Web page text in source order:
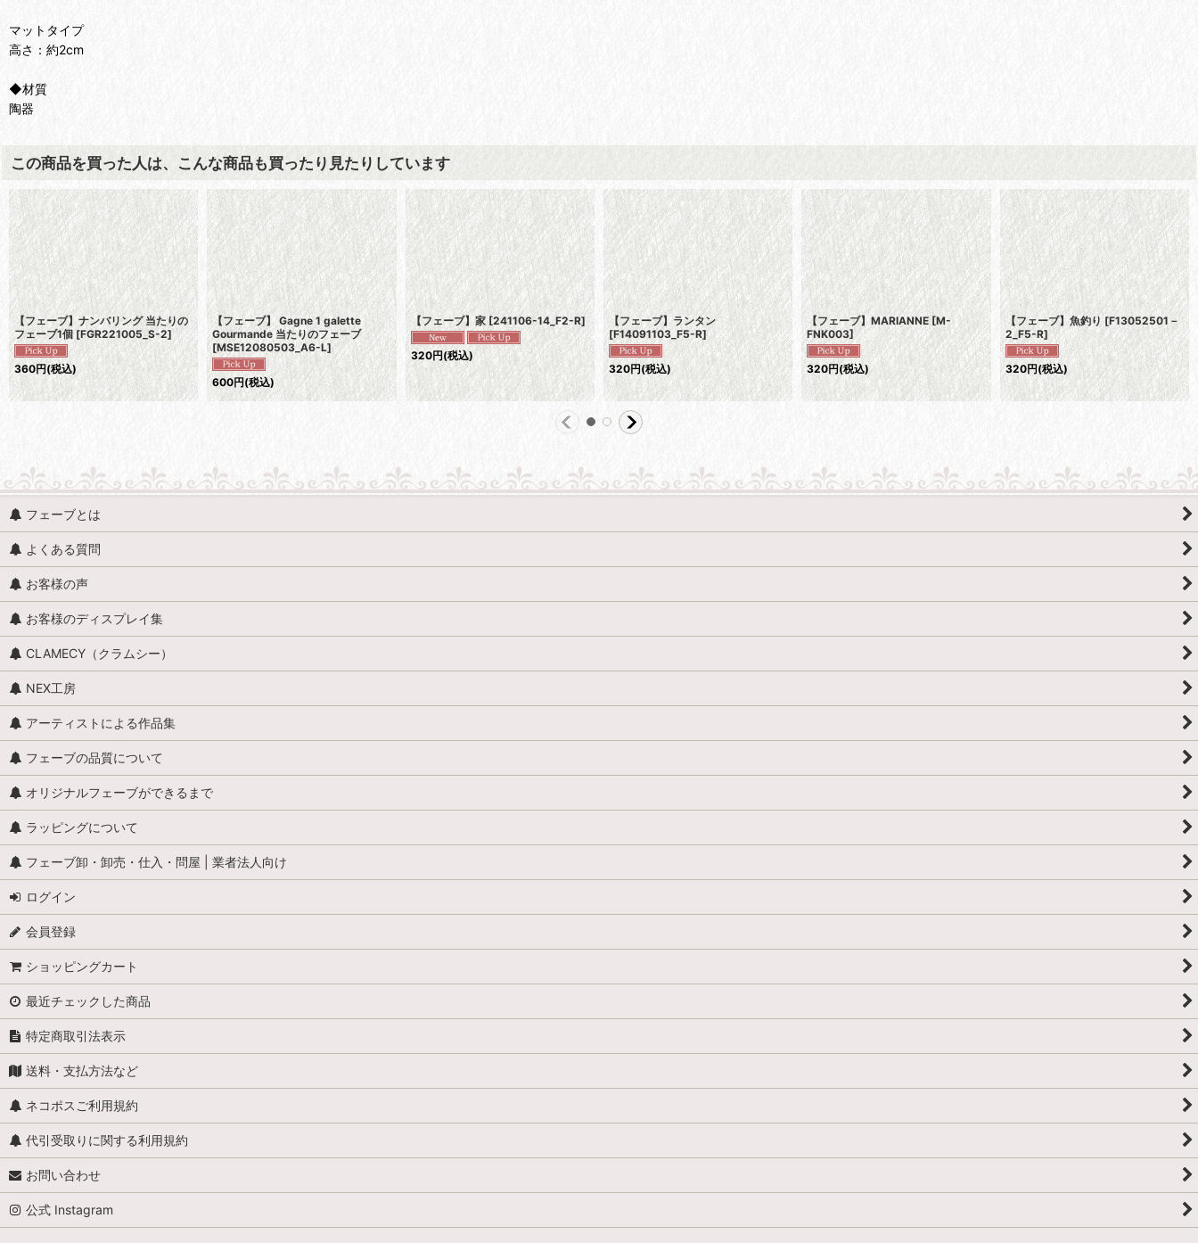
マットタイプ
高さ：約2cm
◆材質
陶器
この商品を買った人は、こんな商品も買ったり見たりしています
【フェーブ】ナンバリング 当たりの
フェーブ1個 [FGR221005_S-2]
360円(税込)
【フェーブ】 Gagne 1 galette
Gourmande 当たりのフェーブ
[MSE12080503_A6-L]
600円(税込)
【フェーブ】家 [241106-14_F2-R]
320円(税込)
【フェーブ】ランタン
[F14091103_F5-R]
320円(税込)
【フェーブ】MARIANNE [M-
FNK003]
320円(税込)
【フェーブ】魚釣り [F13052501－
2_F5-R]
320円(税込)
フェーブとは
よくある質問
お客様の声
お客様のディスプレイ集
CLAMECY（クラムシー）
NEX工房
アーティストによる作品集
フェーブの品質について
オリジナルフェーブができるまで
ラッピングについて
フェーブ卸・卸売・仕入・問屋 | 業者法人向け
ログイン
会員登録
ショッピングカート
最近チェックした商品
特定商取引法表示
送料・支払方法など
ネコポスご利用規約
代引受取りに関する利用規約
お問い合わせ
公式 Instagram